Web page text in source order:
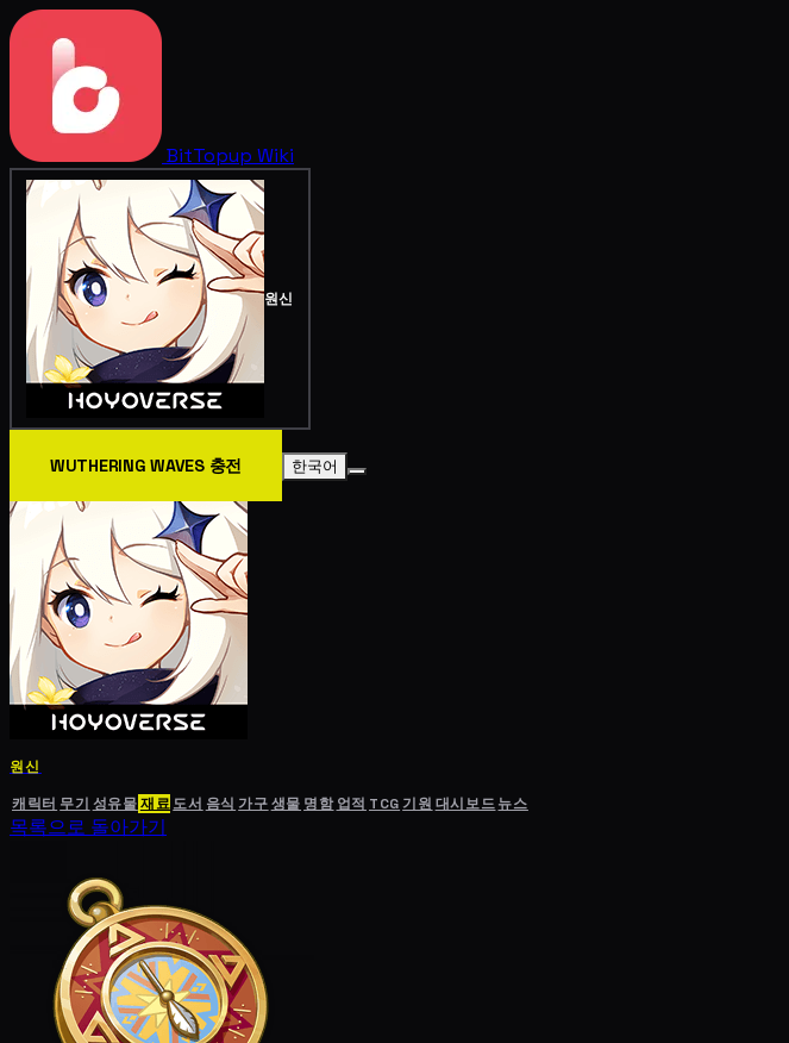
BitTopup Wiki
원신
WUTHERING WAVES 충전 한국어
원신
캐릭터 무기 성유물재료도서 음식 가구생물 명함 업적 TCG기원 대시보드뉴스
목록으로 돌아가기